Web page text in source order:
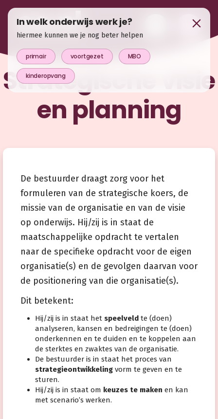
Strategische visie
en planning
De bestuurder draagt zorg voor het
formuleren van de strategische koers, de
missie van de organisatie en van de visie
op onderwijs. Hij/zij is in staat de
maatschappelijke opdracht te vertalen
naar de specifieke opdracht voor de eigen
organisatie(s) en de gevolgen daarvan voor
de positionering van die organisatie(s).
Dit betekent:
Hij/zij is in staat het speelveldte (doen)
analyseren, kansen en bedreigingen te (doen)
onderkennen en te duiden en te koppelen aan
de sterktes en zwaktes van de organisatie.
De bestuurder is in staat het proces van
strategieontwikkelingvorm te geven en te
sturen.
Hij/zij is in staat om keuzes te maken en kan
met scenario’s werken.
In welk onderwijs werk je?
hiermee kunnen we je nog beter helpen
primair voortgezet MBO
kinderopvang